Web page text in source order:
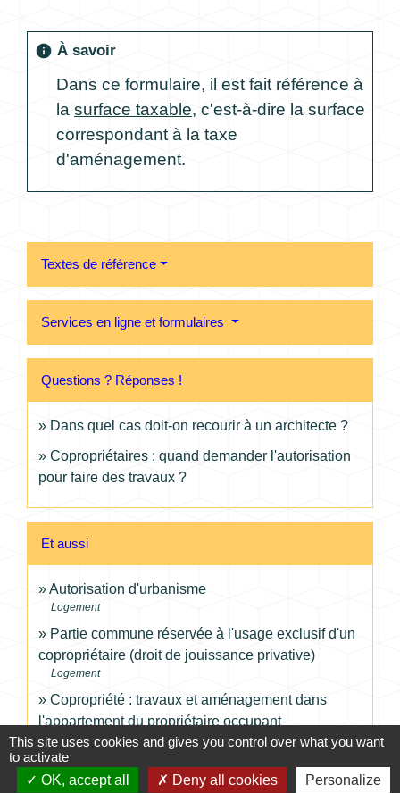
info À savoir
Dans ce formulaire, il est fait référence à
la surface taxable, c'est-à-dire la surface
correspondant à la taxe
d'aménagement.
Textes de référence
Services en ligne et formulaires
Questions ? Réponses !
Dans quel cas doit-on recourir à un architecte ?
Copropriétaires : quand demander l'autorisation
pour faire des travaux ?
Et aussi
Autorisation d'urbanisme
Logement
Partie commune réservée à l'usage exclusif d'un
copropriétaire (droit de jouissance privative)
Logement
Copropriété : travaux et aménagement dans
l'appartement du propriétaire occupant
Logement
This site uses cookies and gives you control over what you want
to activate
OK, accept all
Deny all cookies Personalize